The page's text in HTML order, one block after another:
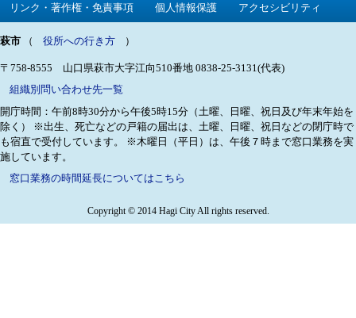
リンク・著作権・免責事項 個人情報保護 アクセシビリティ
萩市 （ 役所への行き方 ）
〒758-8555 山口県萩市大字江向510番地 0838-25-3131(代表)
組織別問い合わせ先一覧
開庁時間：午前8時30分から午後5時15分（土曜、日曜、祝日及び年末年始を
除く）
※出生、死亡などの戸籍の届出は、土曜、日曜、祝日などの閉庁時で
も宿直で受付しています。
※木曜日（平日）は、午後７時まで窓口業務を実
施しています。
窓口業務の時間延長についてはこちら
Copyright © 2014 Hagi City All rights reserved.